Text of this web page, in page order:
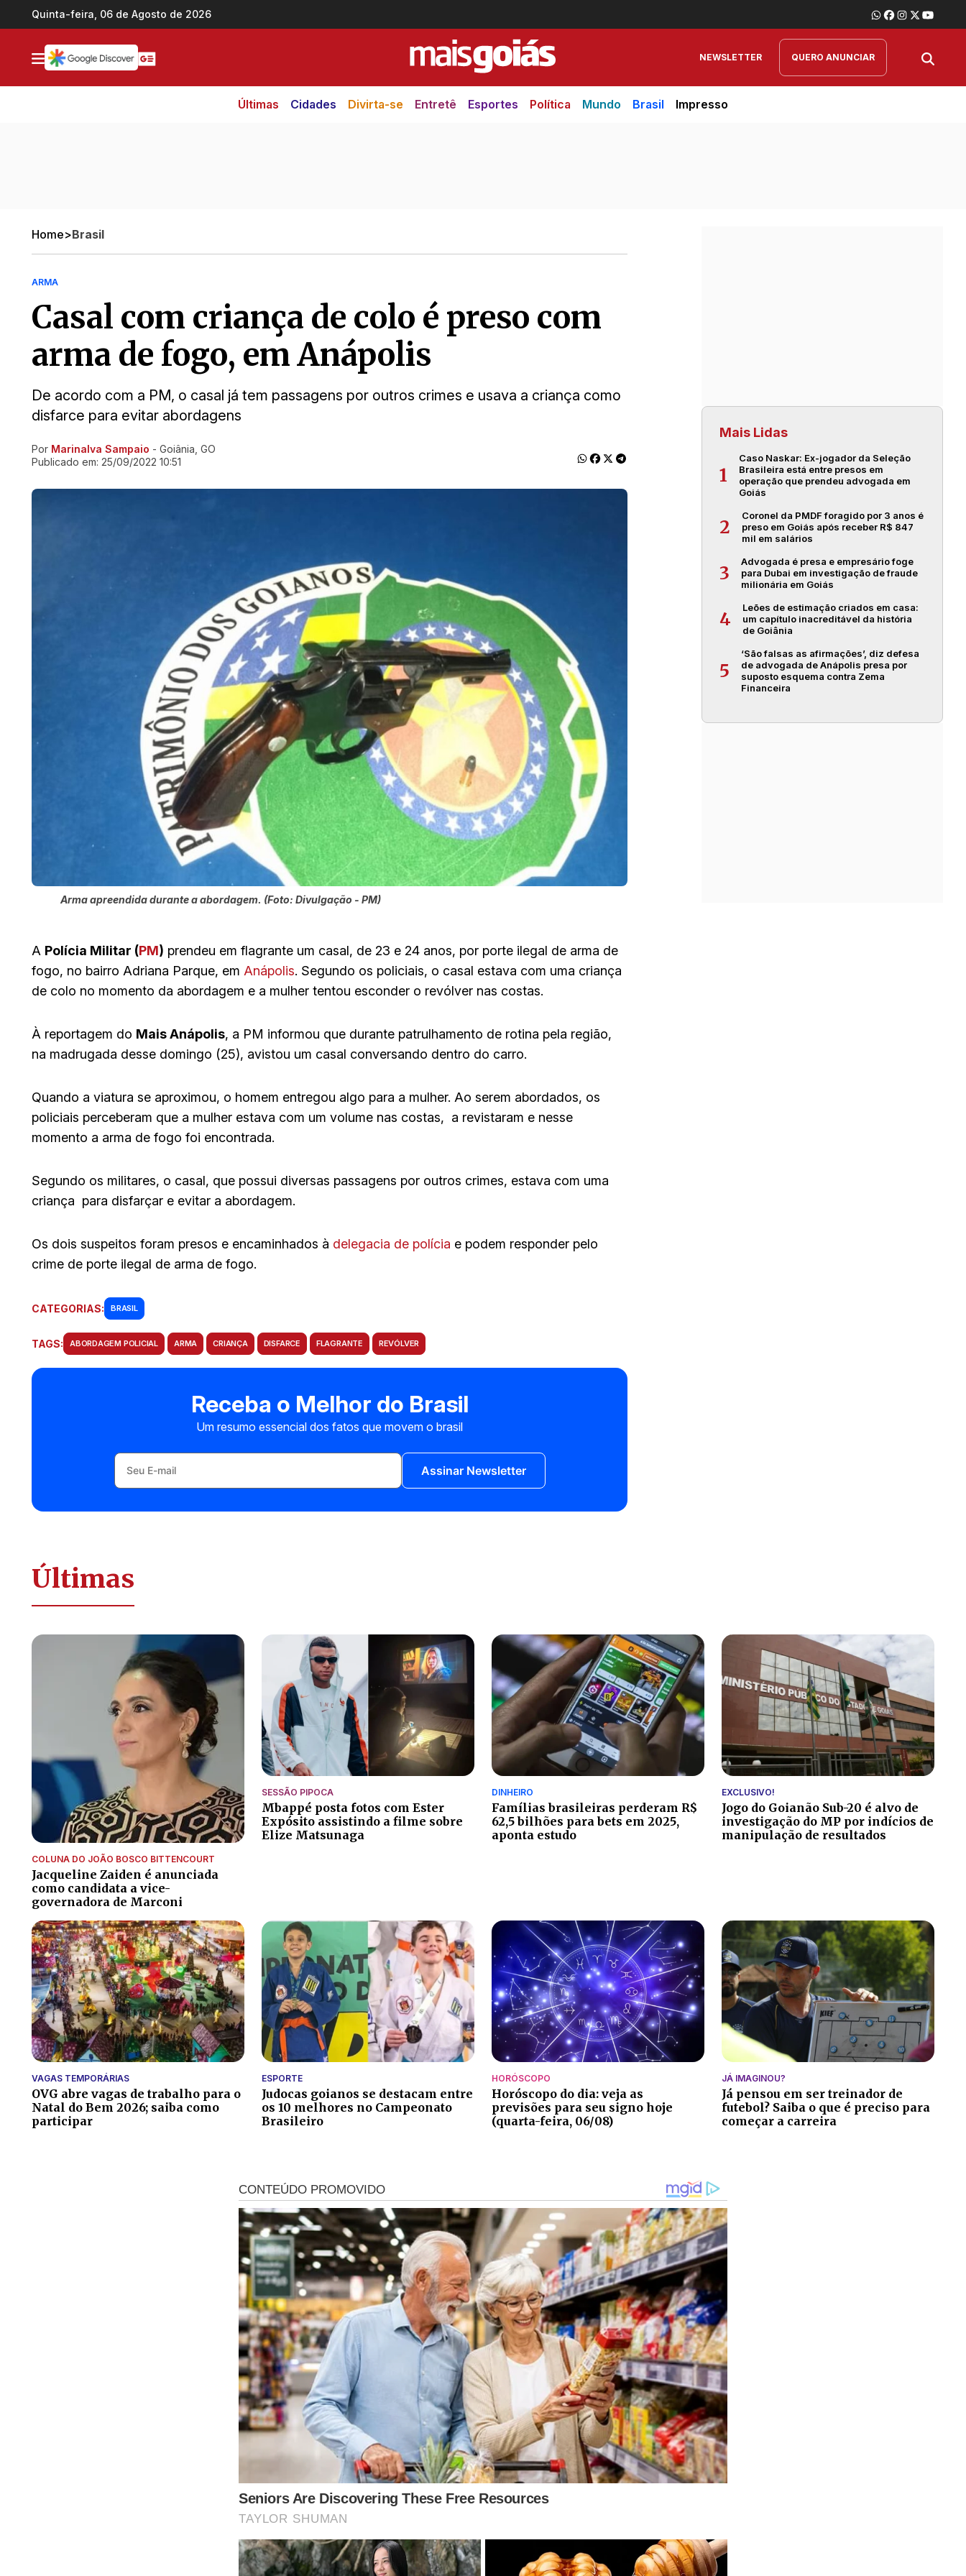
Ir direto pro conteúdo
Quinta-feira, 06 de Agosto de 2026
NEWSLETTER QUERO ANUNCIAR
Últimas Cidades Divirta-se Entretê Esportes Política Mundo Brasil Impresso
Home>Brasil
ARMA
Casal com criança de colo é preso com
arma de fogo, em Anápolis
De acordo com a PM, o casal já tem passagens por outros crimes e usava a criança como
disfarce para evitar abordagens
Ir direto pra matéria
Por Marinalva Sampaio - Goiânia, GO
Publicado em: 25/09/2022 10:51
Arma apreendida durante a abordagem. (Foto: Divulgação - PM)
A Polícia Militar (PM) prendeu em flagrante um casal, de 23 e 24 anos, por porte ilegal de arma de
fogo, no bairro Adriana Parque, em Anápolis. Segundo os policiais, o casal estava com uma criança
de colo no momento da abordagem e a mulher tentou esconder o revólver nas costas.
À reportagem do Mais Anápolis, a PM informou que durante patrulhamento de rotina pela região,
na madrugada desse domingo (25), avistou um casal conversando dentro do carro.
Quando a viatura se aproximou, o homem entregou algo para a mulher. Ao serem abordados, os
policiais perceberam que a mulher estava com um volume nas costas, a revistaram e nesse
momento a arma de fogo foi encontrada.
Segundo os militares, o casal, que possui diversas passagens por outros crimes, estava com uma
criança para disfarçar e evitar a abordagem.
Os dois suspeitos foram presos e encaminhados à delegacia de polícia e podem responder pelo
crime de porte ilegal de arma de fogo.
CATEGORIAS: BRASIL
TAGS: ABORDAGEM POLICIAL ARMA CRIANÇA DISFARCE FLAGRANTE REVÓLVER
Receba o Melhor do Brasil
Um resumo essencial dos fatos que movem o brasil
Assinar Newsletter
Mais Lidas
1
Caso Naskar: Ex-jogador da Seleção
Brasileira está entre presos em
operação que prendeu advogada em
Goiás
2
Coronel da PMDF foragido por 3 anos é
preso em Goiás após receber R$ 847
mil em salários
3
Advogada é presa e empresário foge
para Dubai em investigação de fraude
milionária em Goiás
4
Leões de estimação criados em casa:
um capítulo inacreditável da história
de Goiânia
5
‘São falsas as afirmações’, diz defesa
de advogada de Anápolis presa por
suposto esquema contra Zema
Financeira
Últimas
COLUNA DO JOÃO BOSCO BITTENCOURT
Jacqueline Zaiden é anunciada
como candidata a vice-
governadora de Marconi
SESSÃO PIPOCA
Mbappé posta fotos com Ester
Expósito assistindo a filme sobre
Elize Matsunaga
DINHEIRO
Famílias brasileiras perderam R$
62,5 bilhões para bets em 2025,
aponta estudo
EXCLUSIVO!
Jogo do Goianão Sub-20 é alvo de
investigação do MP por indícios de
manipulação de resultados
VAGAS TEMPORÁRIAS
OVG abre vagas de trabalho para o
Natal do Bem 2026; saiba como
participar
ESPORTE
Judocas goianos se destacam entre
os 10 melhores no Campeonato
Brasileiro
HORÓSCOPO
Horóscopo do dia: veja as
previsões para seu signo hoje
(quarta-feira, 06/08)
JÁ IMAGINOU?
Já pensou em ser treinador de
futebol? Saiba o que é preciso para
começar a carreira